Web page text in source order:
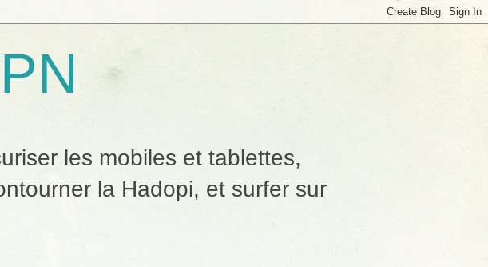
les mobiles et tablettes,
la Hadopi, et surfer sur